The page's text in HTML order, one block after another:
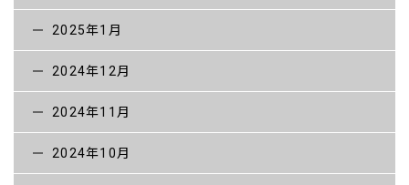
2025年1月
2024年12月
2024年11月
2024年10月
構造物補修工事
除 雪
技術紹介
工事進捗状況